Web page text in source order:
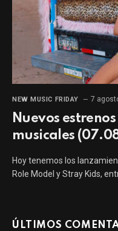
NEW MUSIC FRIDAY 7
Nuevos
musicales
Hoy tenemos los
Role Model y Stray Kids,
ÚLTIMOS